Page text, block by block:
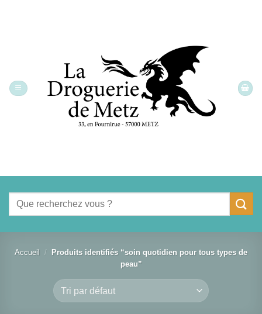
Recherche
pour :
Accueil /
Produits identifiés “soin quotidien pour tous types de
peau”